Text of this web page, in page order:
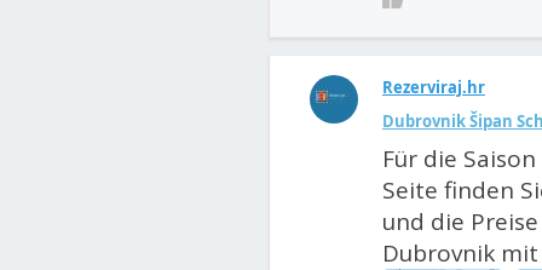
Rezerviraj.hr
Dubrovnik Šipan
Für die
Seite finden
und die
Dubrovnik mit